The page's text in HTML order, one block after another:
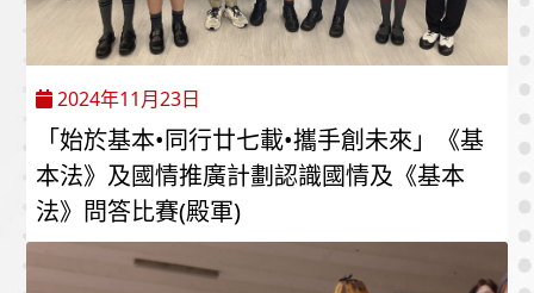
2024年11月23日
「始於基本•同行廿七載•攜手創未來」《基
本法》及國情推廣計劃認識國情及《基本
法》問答比賽(殿軍)